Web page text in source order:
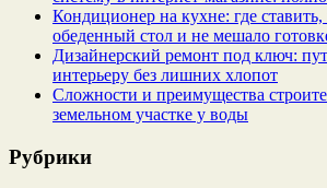
Кондиционер на кухне: где
обеденный стол и не мешало
Дизайнерский ремонт под ключ:
интерьеру без лишних хлопот
Сложности и преимущества
земельном участке у воды
Рубрики